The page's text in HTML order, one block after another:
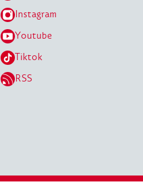
Instagram
Youtube
Tiktok
RSS